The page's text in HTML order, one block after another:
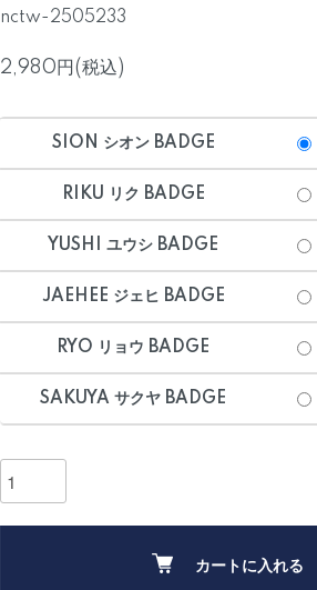
nctw-2505233
2,980円(税込)
SION シオン BADGE
RIKU リク BADGE
YUSHI ユウシ BADGE
JAEHEE ジェヒ BADGE
RYO リョウ BADGE
SAKUYA サクヤ BADGE
カートに入れる